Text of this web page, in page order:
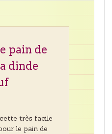
pain de
dinde
très facile
le pain de